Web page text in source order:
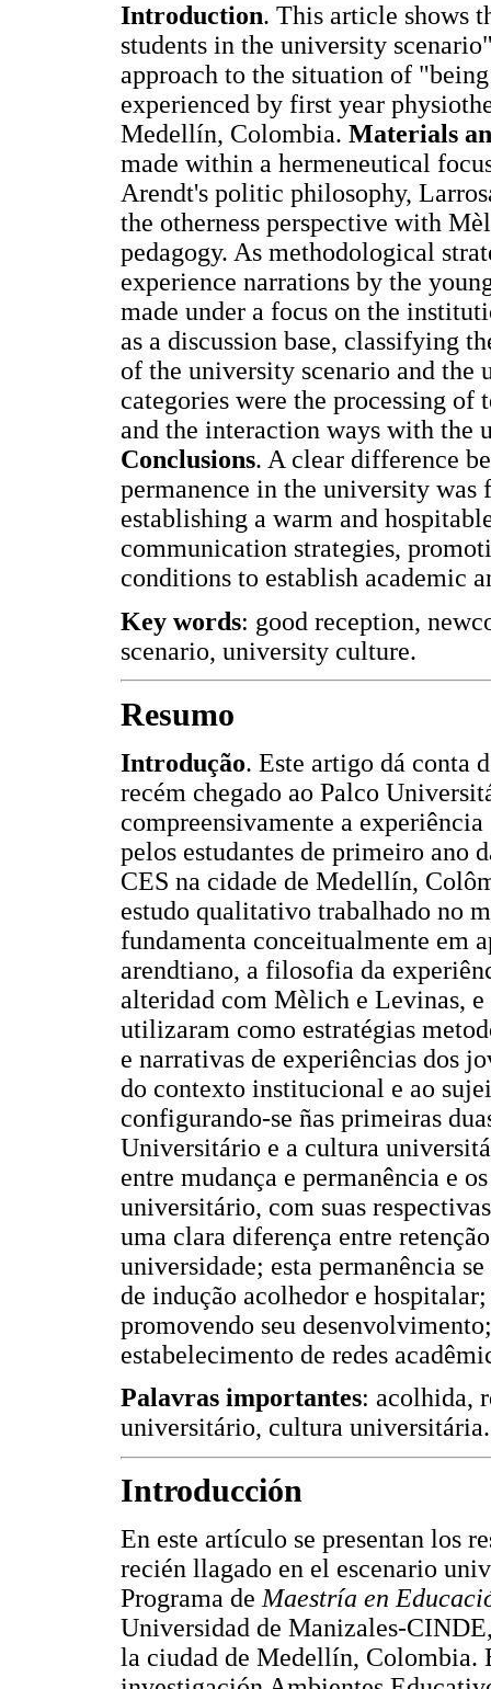
Introduction. This article shows
students in the university
approach to the situation of
experienced by first year
Medellín, Colombia. Materials
made within a hermeneutical
Arendt's politic philosophy,
the otherness perspective with
pedagogy. As methodological
experience narrations by the
made under a focus on the
as a discussion base, classifying
of the university scenario and the
categories were the processing of
and the interaction ways with the
Conclusions. A clear difference
permanence in the university was
establishing a warm and
communication strategies,
conditions to establish academic
Key words: good reception,
scenario, university culture.
Resumo
Introdução. Este artigo dá conta
recém chegado ao Palco
compreensivamente a
pelos estudantes de primeiro ano
CES na cidade de Medellín,
estudo qualitativo trabalhado no
fundamenta conceitualmente em
arendtiano, a filosofia da
alteridad com Mèlich e Levinas,
utilizaram como estratégias
e narrativas de experiências dos
do contexto institucional e ao
configurando-se ñas primeiras
Universitário e a cultura
entre mudança e permanência e
universitário, com suas
uma clara diferença entre
universidade; esta permanência
de indução acolhedor e
promovendo seu
estabelecimento de redes
Palavras importantes: acolhida,
universitário, cultura universitária.
Introducción
En este artículo se presentan los
recién llagado en el escenario
Programa de Maestría en
Universidad de Manizales-
la ciudad de Medellín, Colombia.